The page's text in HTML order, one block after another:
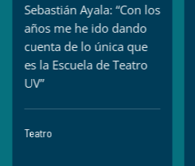
Sebastián Ayala: “Con los
años me he ido dando
cuenta de lo única que
es la Escuela de Teatro
UV”
Teatro